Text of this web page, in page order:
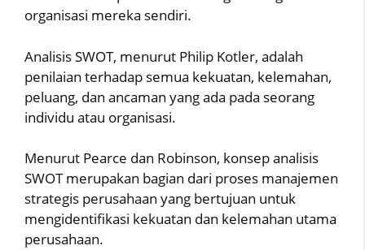
organisasi mereka sendiri.
Analisis SWOT, menurut Philip Kotler, adalah
penilaian terhadap semua kekuatan, kelemahan,
peluang, dan ancaman yang ada pada seorang
individu atau organisasi.
Menurut Pearce dan Robinson, konsep analisis
SWOT merupakan bagian dari proses manajemen
strategis perusahaan yang bertujuan untuk
mengidentifikasi kekuatan dan kelemahan utama
perusahaan.